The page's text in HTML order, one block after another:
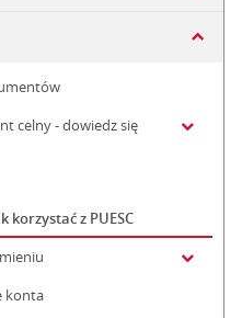
celny - dowiedz się
z PUESC
konta